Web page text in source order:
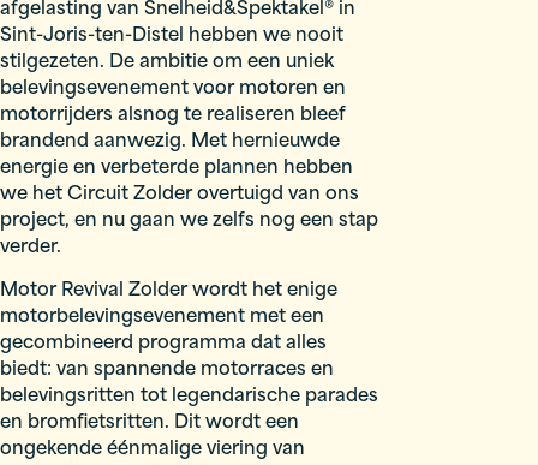
afgelasting van Snelheid&Spektakel® in
Sint-Joris-ten-Distel hebben we nooit
stilgezeten. De ambitie om een uniek
belevingsevenement voor motoren en
motorrijders alsnog te realiseren bleef
brandend aanwezig. Met hernieuwde
energie en verbeterde plannen hebben
we het Circuit Zolder overtuigd van ons
project, en nu gaan we zelfs nog een stap
verder.
Motor Revival Zolder wordt het enige
motorbelevingsevenement met een
gecombineerd programma dat alles
biedt: van spannende motorraces en
belevingsritten tot legendarische parades
en bromfietsritten. Dit wordt een
ongekende éénmalige viering van